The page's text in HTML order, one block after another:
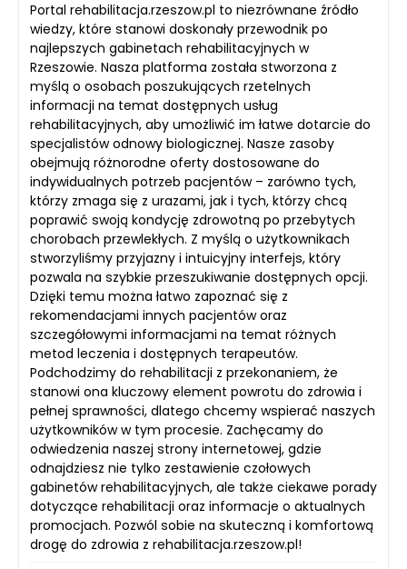
Portal rehabilitacja.rzeszow.pl to niezrównane źródło
wiedzy, które stanowi doskonały przewodnik po
najlepszych gabinetach rehabilitacyjnych w
Rzeszowie. Nasza platforma została stworzona z
myślą o osobach poszukujących rzetelnych
informacji na temat dostępnych usług
rehabilitacyjnych, aby umożliwić im łatwe dotarcie do
specjalistów odnowy biologicznej. Nasze zasoby
obejmują różnorodne oferty dostosowane do
indywidualnych potrzeb pacjentów – zarówno tych,
którzy zmaga się z urazami, jak i tych, którzy chcą
poprawić swoją kondycję zdrowotną po przebytych
chorobach przewlekłych. Z myślą o użytkownikach
stworzyliśmy przyjazny i intuicyjny interfejs, który
pozwala na szybkie przeszukiwanie dostępnych opcji.
Dzięki temu można łatwo zapoznać się z
rekomendacjami innych pacjentów oraz
szczegółowymi informacjami na temat różnych
metod leczenia i dostępnych terapeutów.
Podchodzimy do rehabilitacji z przekonaniem, że
stanowi ona kluczowy element powrotu do zdrowia i
pełnej sprawności, dlatego chcemy wspierać naszych
użytkowników w tym procesie. Zachęcamy do
odwiedzenia naszej strony internetowej, gdzie
odnajdziesz nie tylko zestawienie czołowych
gabinetów rehabilitacyjnych, ale także ciekawe porady
dotyczące rehabilitacji oraz informacje o aktualnych
promocjach. Pozwól sobie na skuteczną i komfortową
drogę do zdrowia z rehabilitacja.rzeszow.pl!